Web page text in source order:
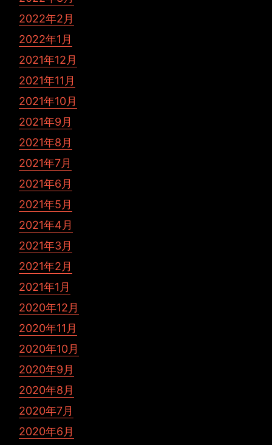
2022年2月
2022年1月
2021年12月
2021年11月
2021年10月
2021年9月
2021年8月
2021年7月
2021年6月
2021年5月
2021年4月
2021年3月
2021年2月
2021年1月
2020年12月
2020年11月
2020年10月
2020年9月
2020年8月
2020年7月
2020年6月